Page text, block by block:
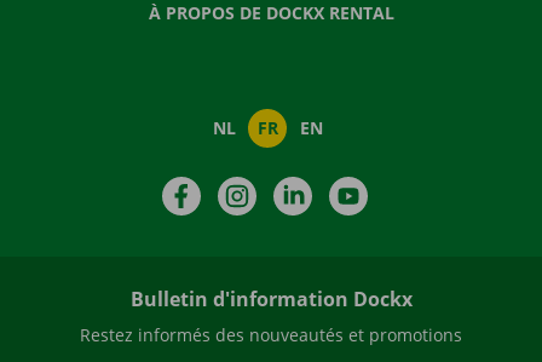
À PROPOS DE DOCKX RENTAL
NL FR EN
FacebookInstagramLinkedIn
Bulletin d'information Dockx
Restez informés des nouveautés et promotions